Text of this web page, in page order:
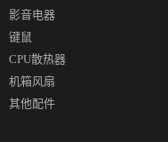
影音电器
键鼠
CPU散热器
机箱风扇
其他配件